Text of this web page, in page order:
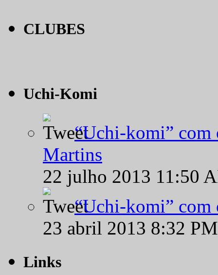
CLUBES
Uchi-Komi
“Uchi-komi” com
Martins
22 julho 2013 11:50
“Uchi-komi” com
23 abril 2013 8:32
Links